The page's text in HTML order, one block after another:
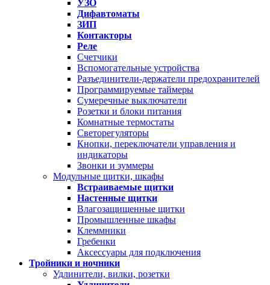
УЗО
Дифавтоматы
ЗИП
Контакторы
Реле
Счетчики
Вспомогательные устройства
Разъединители-держатели предохранителей
Программируемые таймеры
Сумеречные выключатели
Розетки и блоки питания
Комнатные термостаты
Светорегуляторы
Кнопки, переключатели управления и
индикаторы
Звонки и зуммеры
Модульные щитки, шкафы
Встраиваемые щитки
Настенные щитки
Влагозащищенные щитки
Промышленные шкафы
Клеммники
Гребенки
Аксессуары для подключения
Тройники и ночники
Удлинители, вилки, розетки